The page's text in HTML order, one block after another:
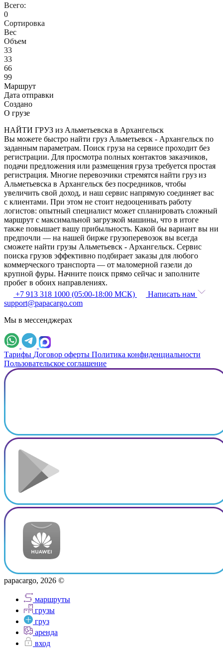
Всего:
0
Сортировка
Вес
Объем
33
33
66
99
Маршрут
Дата отправки
Создано
О грузе
НАЙТИ ГРУЗ из Альметьевска в Архангельск
Вы можете быстро найти груз Альметьевск - Архангельск по
заданным параметрам. Поиск груза на сервисе проходит без
регистрации. Для просмотра полных контактов заказчиков,
подачи предложения или размещения груза требуется простая
регистрация. Многие перевозчики стремятся найти груз из
Альметьевска в Архангельск без посредников, чтобы
увеличить свой доход, и наш сервис напрямую соединяет вас
с клиентами. При этом не стоит недооценивать работу
логистов: опытный специалист может спланировать сложный
маршрут с максимальной загрузкой машины, что в итоге
также повышает вашу прибыльность. Какой бы вариант вы ни
предпочли — на нашей бирже грузоперевозок вы всегда
сможете найти грузы Альметьевск - Архангельск. Сервис
поиска грузов эффективно подбирает заказы для любого
коммерческого транспорта — от маломерной газели до
крупной фуры. Начните поиск прямо сейчас и заполните
пробег в обоих направлениях.
+7 913 318 1000 (05:00-18:00 МСК)
Написать нам
support@papacargo.com
Мы в мессенджерах
Тарифы Договор оферты Политика конфиденциальности
Пользовательское соглашение
papacargo, 2026 ©
маршруты
грузы
груз
аренда
вход